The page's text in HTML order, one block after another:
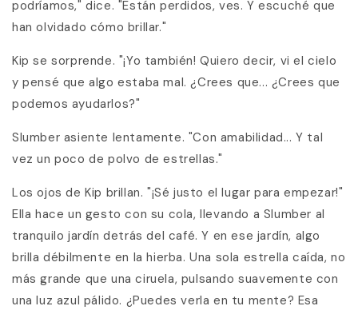
podríamos," dice. "Están perdidos, ves. Y escuché que
han olvidado cómo brillar."
Kip se sorprende. "¡Yo también! Quiero decir, vi el cielo
y pensé que algo estaba mal. ¿Crees que... ¿Crees que
podemos ayudarlos?"
Slumber asiente lentamente. "Con amabilidad... Y tal
vez un poco de polvo de estrellas."
Los ojos de Kip brillan. "¡Sé justo el lugar para empezar!"
Ella hace un gesto con su cola, llevando a Slumber al
tranquilo jardín detrás del café. Y en ese jardín, algo
brilla débilmente en la hierba. Una sola estrella caída, no
más grande que una ciruela, pulsando suavemente con
una luz azul pálido. ¿Puedes verla en tu mente? Esa